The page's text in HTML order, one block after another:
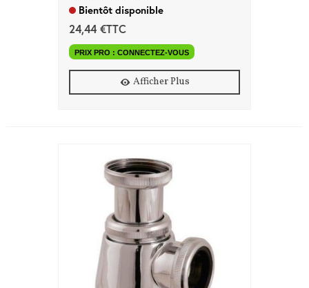
Bientôt disponible
24,44 €TTC
PRIX PRO : CONNECTEZ-VOUS
Afficher Plus